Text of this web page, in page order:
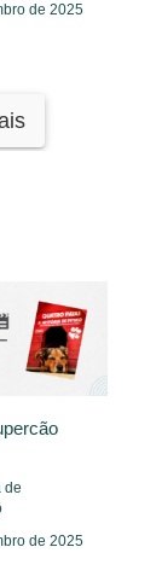
de 2025
de
de 2025